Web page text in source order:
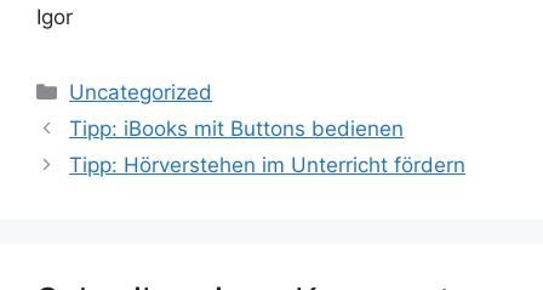
Igor
Kategorien
Uncategorized
Tipp: iBooks mit Buttons bedienen
Tipp: Hörverstehen im Unterricht fördern